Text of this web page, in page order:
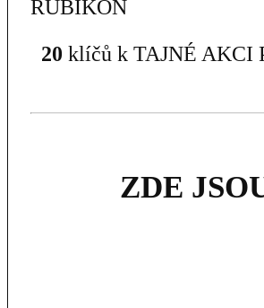
RUBIKON
20 klíčů k TAJNÉ AKCI
ZDE